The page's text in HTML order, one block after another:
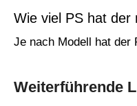
Wie viel PS hat der
Je nach Modell hat der
Weiterführende